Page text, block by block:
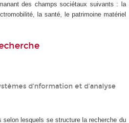
des champs sociétaux suivants : la
la santé, le patrimoine matériel
d'nformation et d'analyse
lesquels se structure la recherche du